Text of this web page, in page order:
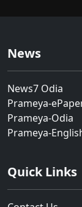
News
News7 Odia
Prameya-
Prameya-Odia
Prameya-
Quick Links